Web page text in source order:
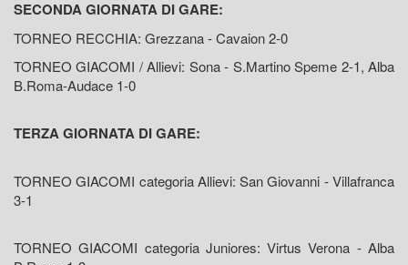
SECONDA GIORNATA DI GARE:
TORNEO RECCHIA: Grezzana - Cavaion 2-0
TORNEO GIACOMI / Allievi: Sona - S.Martino Speme 2-1, Alba
B.Roma-Audace 1-0
TERZA GIORNATA DI GARE:
TORNEO GIACOMI categoria Allievi: San Giovanni - Villafranca
3-1
TORNEO GIACOMI categoria Juniores: Virtus Verona - Alba